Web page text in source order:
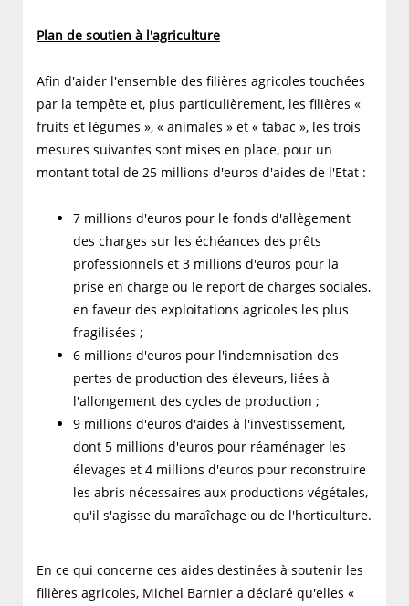
Plan de soutien à l'agriculture
Afin d'aider l'ensemble des filières agricoles touchées
par la tempête et, plus particulièrement, les filières «
fruits et légumes », « animales » et « tabac », les trois
mesures suivantes sont mises en place, pour un
montant total de 25 millions d'euros d'aides de l'Etat :
7 millions d'euros pour le fonds d'allègement
des charges sur les échéances des prêts
professionnels et 3 millions d'euros pour la
prise en charge ou le report de charges sociales,
en faveur des exploitations agricoles les plus
fragilisées ;
6 millions d'euros pour l'indemnisation des
pertes de production des éleveurs, liées à
l'allongement des cycles de production ;
9 millions d'euros d'aides à l'investissement,
dont 5 millions d'euros pour réaménager les
élevages et 4 millions d'euros pour reconstruire
les abris nécessaires aux productions végétales,
qu'il s'agisse du maraîchage ou de l'horticulture.
En ce qui concerne ces aides destinées à soutenir les
filières agricoles, Michel Barnier a déclaré qu'elles «